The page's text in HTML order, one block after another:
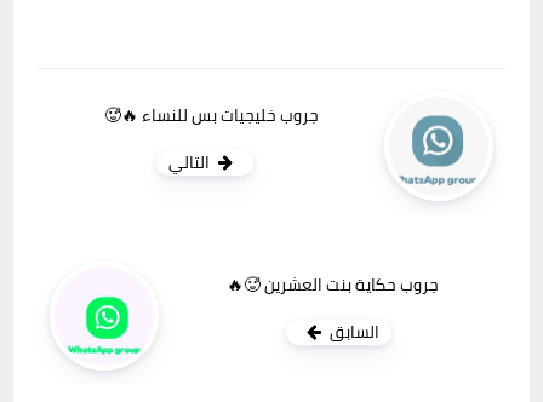
جروب خليجيات بس للنساء 🔥🥵
التالي
جروب حكاية بنت العشرين 🥵🔥
السابق